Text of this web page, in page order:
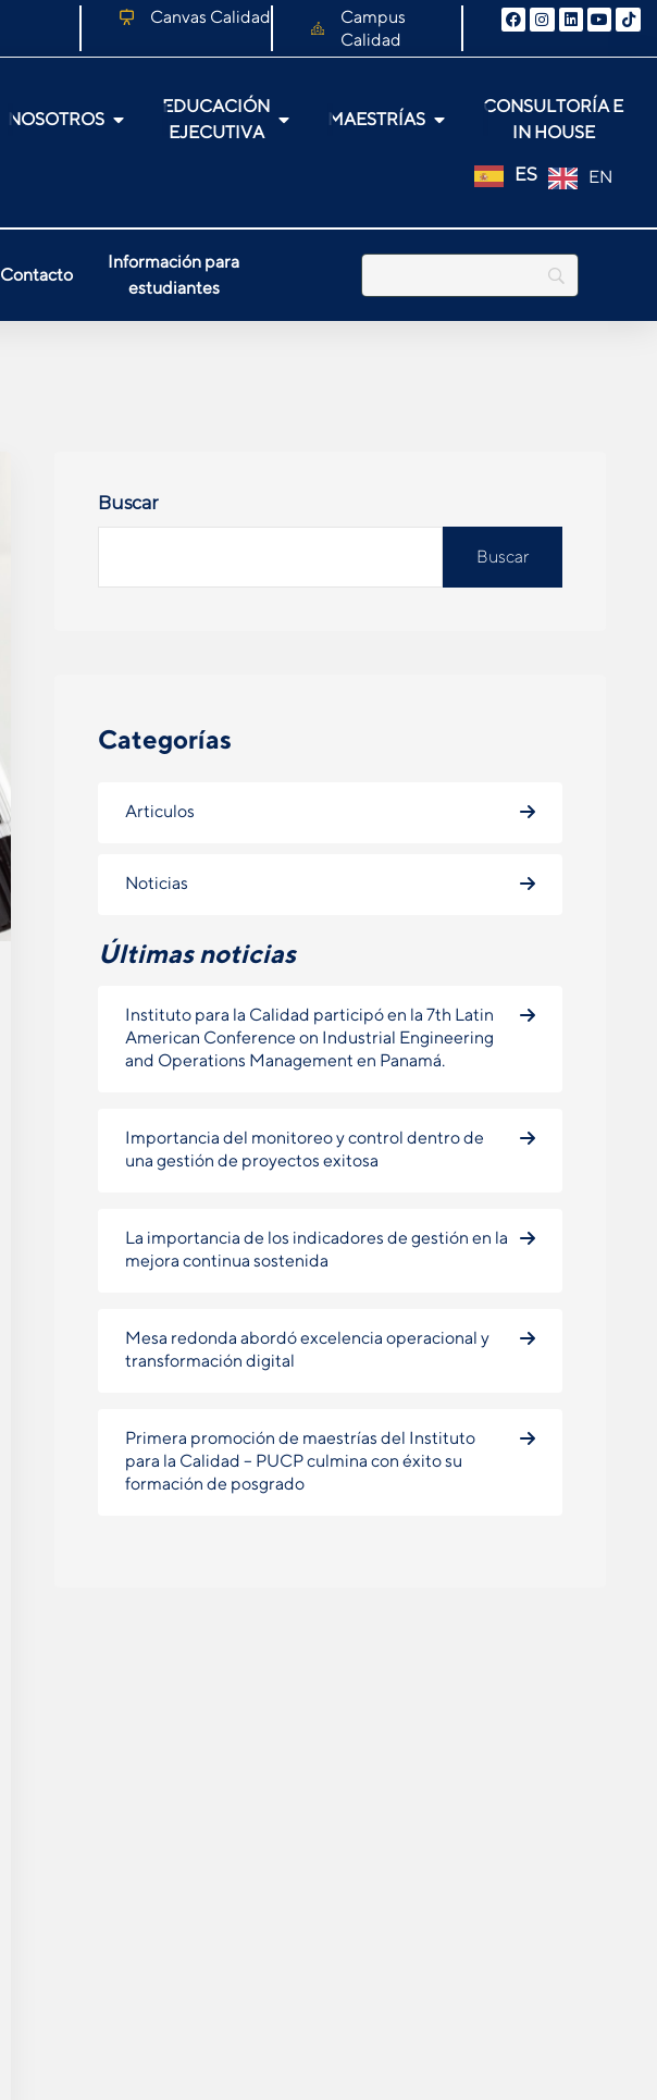
Canvas Calidad
Campus
Calidad
NOSOTROS
EDUCACIÓN
EJECUTIVA
MAESTRÍAS
CONSULTORÍA E
IN HOUSE
ES EN
Contacto
Información para
estudiantes
Buscar
Buscar
Categorías
Articulos
Noticias
Últimas noticias
Instituto para la Calidad participó en la 7th Latin
American Conference on Industrial Engineering
and Operations Management en Panamá.
Importancia del monitoreo y control dentro de
una gestión de proyectos exitosa
La importancia de los indicadores de gestión en la
mejora continua sostenida
Mesa redonda abordó excelencia operacional y
transformación digital
Primera promoción de maestrías del Instituto
para la Calidad – PUCP culmina con éxito su
formación de posgrado